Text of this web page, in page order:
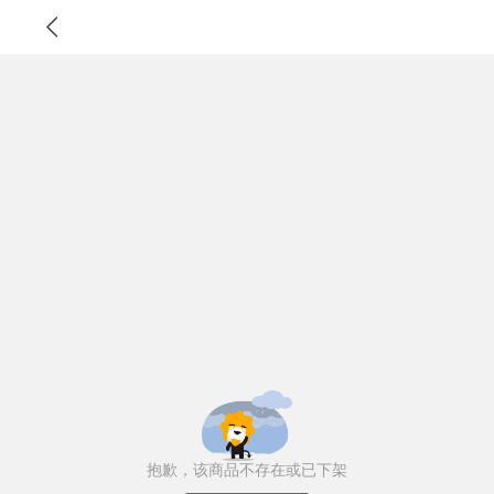
抱歉，该商品不存在或已下架